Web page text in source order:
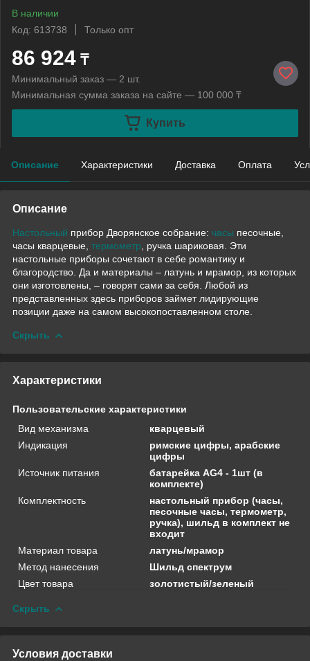
В наличии
Код: 613738
Только опт
86 924 ₸
Минимальный заказ — 2 шт.
Минимальная сумма заказа на сайте — 100 000 ₸
Купить
Описание Характеристики Доставка Оплата
Описание
Настольный прибор Дворянское собрание: часы песочные,
часы кварцевые, термометр , ручка шариковая. Эти
настольные приборы сочетают в себе романтику и
благородство. Да и материалы – латунь и мрамор, из которых
они изготовлены, – говорят сами за себя. Любой из
представленных здесь приборов займет лидирующие
позиции даже на самом высокопоставленном столе.
Скрыть
Характеристики
Пользовательские характеристики
Вид механизма
кварцевый
Индикация
римские цифры, арабские
цифры
Источник питания
батарейка AG4 - 1шт (в
комплекте)
Комплектность
настольный прибор (часы,
песочные часы, термометр,
ручка), шильд в комплект не
входит
Материал товара
латунь/мрамор
Метод нанесения
Шильд спектрум
Цвет товара
золотистый/зеленый
Скрыть
Условия доставки